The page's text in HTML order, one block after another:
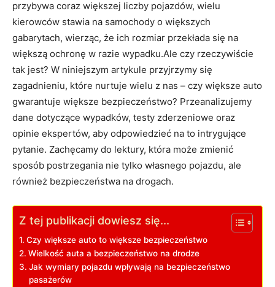
przybywa coraz większej liczby pojazdów, wielu
kierowców‌ stawia ‌na samochody o większych
gabarytach, wierząc, że ich ‍rozmiar przekłada się na
większą ochronę w‍ razie ⁣wypadku.Ale czy⁤ rzeczywiście
tak jest? W niniejszym artykule przyjrzymy się
zagadnieniu, które nurtuje wielu z nas ‌– czy większe auto
⁤gwarantuje‌ większe bezpieczeństwo?‌ Przeanalizujemy
dane dotyczące wypadków, testy zderzeniowe oraz
⁤opinie ‌ekspertów, ‌aby odpowiedzieć na to ⁢intrygujące
pytanie. Zachęcamy⁢ do lektury, która może zmienić
sposób postrzegania nie ‌tylko własnego pojazdu, ale
⁤również bezpieczeństwa na drogach.
Z tej publikacji dowiesz się...
Czy ⁣większe auto to większe bezpieczeństwo
Wielkość ⁣auta ‍a bezpieczeństwo​ na drodze
Jak wymiary pojazdu wpływają ​na bezpieczeństwo
pasażerów